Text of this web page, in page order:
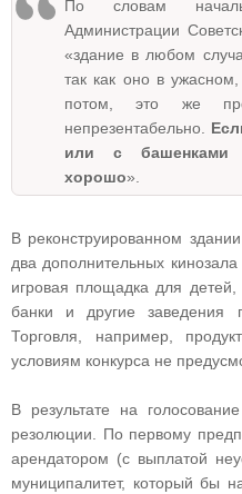
По словам
Администрации
«здание в любом
так как оно в
потом, это же
непрезентабельно.
или с башенками
хорошо».
В реконструированном
два дополнительных
игровая площадка для детей,
банки и другие заведения
Торговля, например,
условиям конкурса не
В результате на
резолюции. По первому
арендатором (с выплатой
муниципалитет, который бы